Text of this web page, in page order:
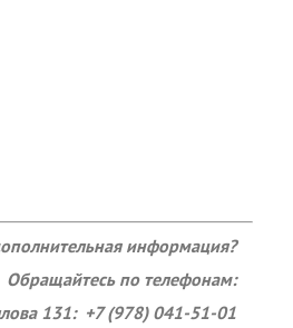
информация?
Обращайтесь по телефонам:
131: +7 (978) 041-51-01